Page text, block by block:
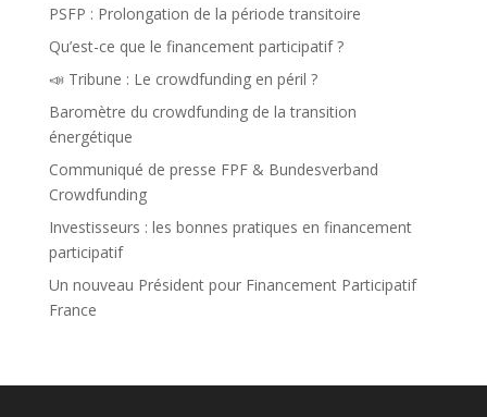
PSFP : Prolongation de la période transitoire
Qu’est-ce que le financement participatif ?
📣 Tribune : Le crowdfunding en péril ?
Baromètre du crowdfunding de la transition
énergétique
Communiqué de presse FPF & Bundesverband
Crowdfunding
Investisseurs : les bonnes pratiques en financement
participatif
Un nouveau Président pour Financement Participatif
France